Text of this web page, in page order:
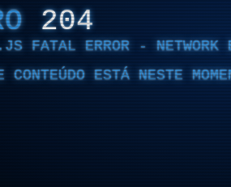
204
FATAL ERROR - NETWORK
CONTEÚDO ESTÁ NESTE